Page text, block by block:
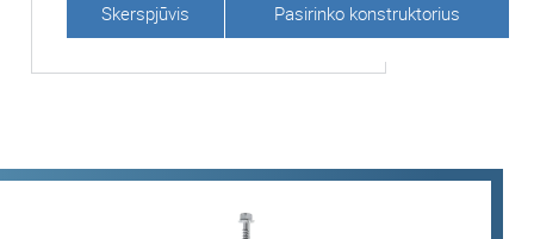
Skerspjūvis Pasirinko konstruktorius